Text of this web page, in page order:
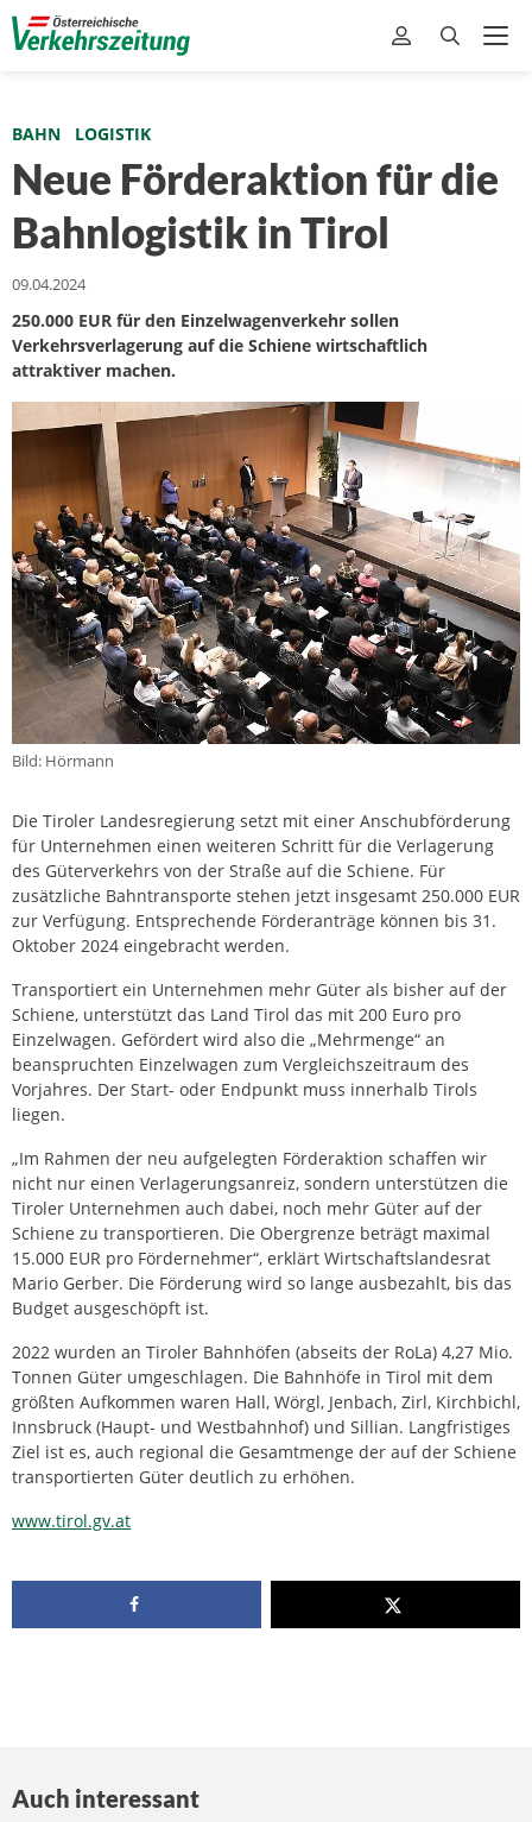
BAHN LOGISTIK
Neue Förderaktion für die
Bahnlogistik in Tirol
09.04.2024
250.000 EUR für den Einzelwagenverkehr sollen
Verkehrsverlagerung auf die Schiene wirtschaftlich
attraktiver machen.
Bild: Hörmann
Die Tiroler Landesregierung setzt mit einer Anschubförderung
für Unternehmen einen weiteren Schritt für die Verlagerung
des Güterverkehrs von der Straße auf die Schiene. Für
zusätzliche Bahntransporte stehen jetzt insgesamt 250.000 EUR
zur Verfügung. Entsprechende Förderanträge können bis 31.
Oktober 2024 eingebracht werden.
Transportiert ein Unternehmen mehr Güter als bisher auf der
Schiene, unterstützt das Land Tirol das mit 200 Euro pro
Einzelwagen. Gefördert wird also die „Mehrmenge“ an
beanspruchten Einzelwagen zum Vergleichszeitraum des
Vorjahres. Der Start- oder Endpunkt muss innerhalb Tirols
liegen.
„Im Rahmen der neu aufgelegten Förderaktion schaffen wir
nicht nur einen Verlagerungsanreiz, sondern unterstützen die
Tiroler Unternehmen auch dabei, noch mehr Güter auf der
Schiene zu transportieren. Die Obergrenze beträgt maximal
15.000 EUR pro Fördernehmer“, erklärt Wirtschaftslandesrat
Mario Gerber. Die Förderung wird so lange ausbezahlt, bis das
Budget ausgeschöpft ist.
2022 wurden an Tiroler Bahnhöfen (abseits der RoLa) 4,27 Mio.
Tonnen Güter umgeschlagen. Die Bahnhöfe in Tirol mit dem
größten Aufkommen waren Hall, Wörgl, Jenbach, Zirl, Kirchbichl,
Innsbruck (Haupt- und Westbahnhof) und Sillian. Langfristiges
Ziel ist es, auch regional die Gesamtmenge der auf der Schiene
transportierten Güter deutlich zu erhöhen.
www.tirol.gv.at
Auch interessant